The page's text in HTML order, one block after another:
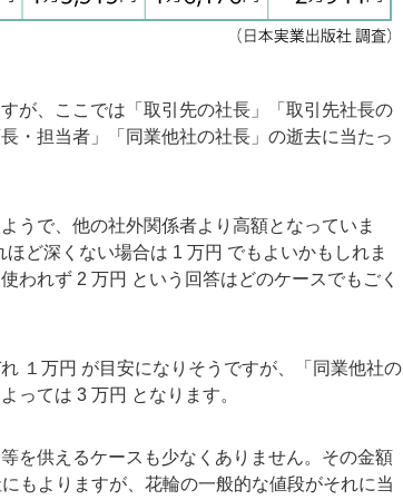
が、ここでは「取引先の社長」「取引先社長の
・担当者」「同業他社の社長」の逝去に当たっ
うで、他の社外関係者より高額となっていま
ど深くない場合は 1 万円 でもよいかもしれま
われず 2 万円 という回答はどのケースでもごく
１万円 が目安になりそうですが、「同業他社の
っては 3 万円 となります。
を供えるケースも少なくありません。その金額
もよりますが、花輪の一般的な値段がそれに当